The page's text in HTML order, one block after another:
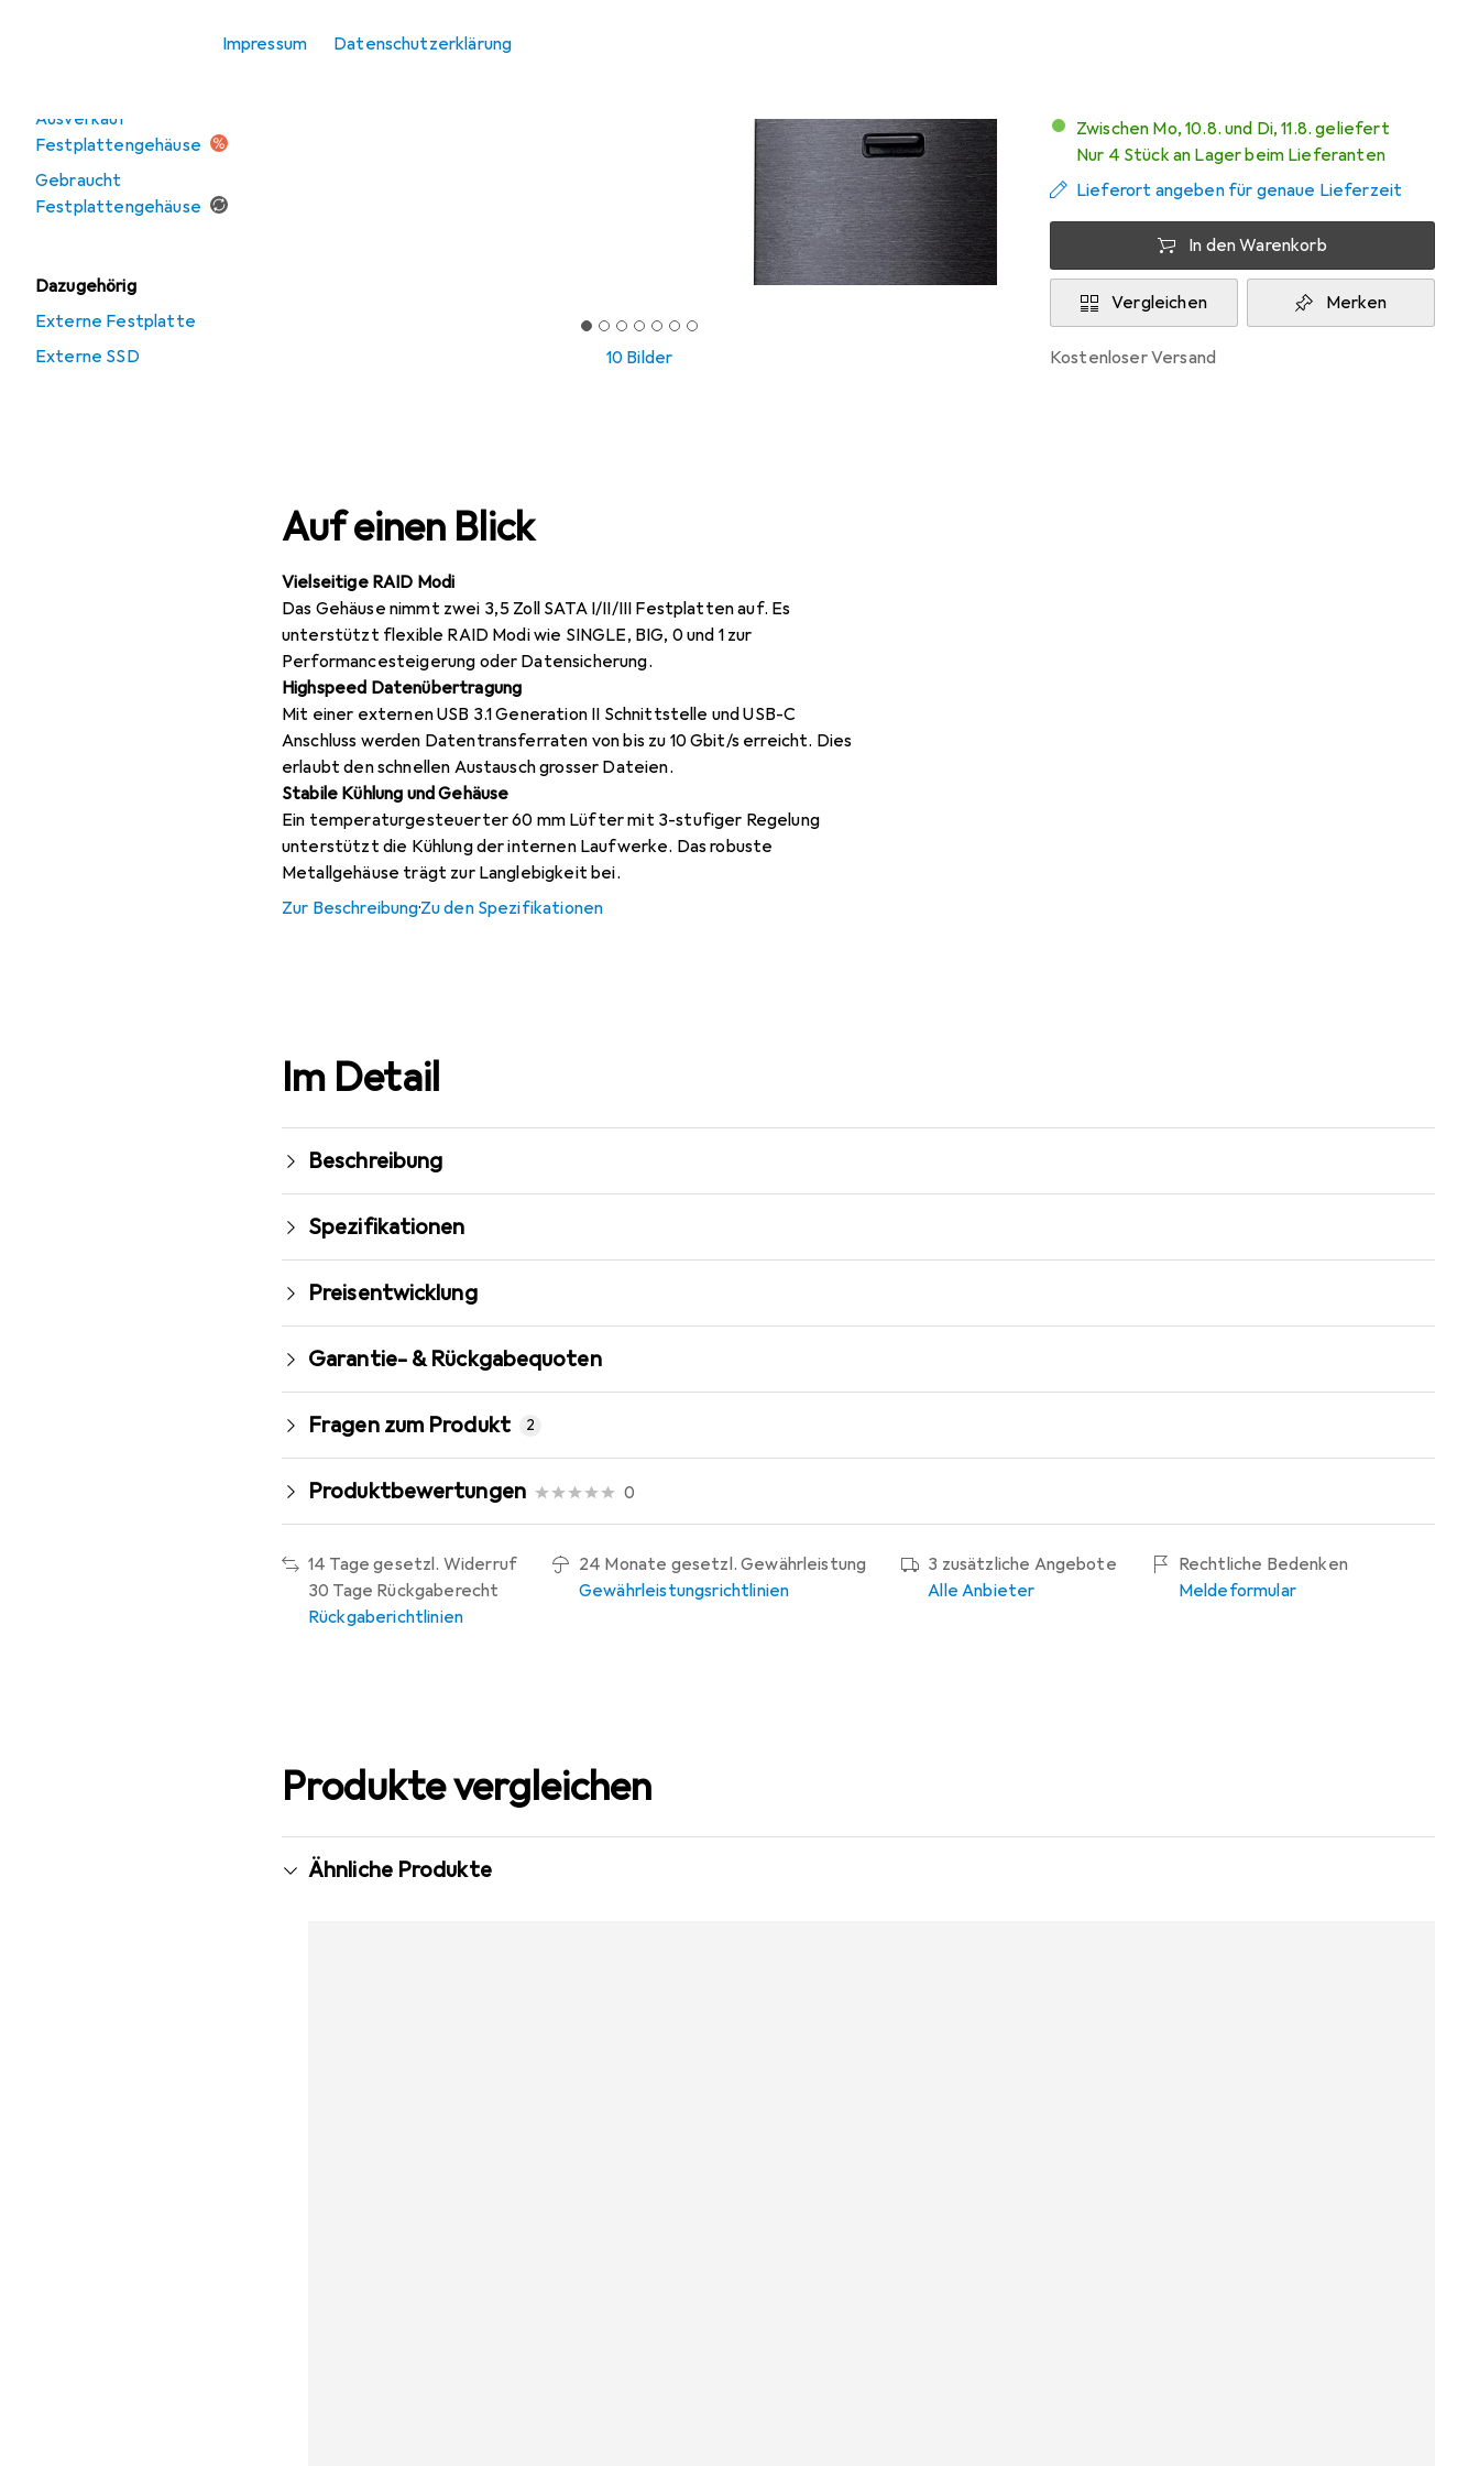
Impressum Datenschutzerklärung
Ausverkauf
Festplattengehäuse
Gebraucht
Festplattengehäuse
Dazugehörig
Externe Festplatte
Externe SSD
10 Bilder
Zwischen Mo, 10.8. und Di, 11.8. geliefert
Nur 4 Stück an Lager beim Lieferanten
Lieferort angeben für genaue Lieferzeit
In den Warenkorb
Vergleichen Merken
kostenloser Versand
Auf einen Blick
Vielseitige RAID Modi
Das Gehäuse nimmt zwei 3,5 Zoll SATA I/II/III Festplatten auf. Es
unterstützt flexible RAID Modi wie SINGLE, BIG, 0 und 1 zur
Performancesteigerung oder Datensicherung.
Highspeed Datenübertragung
Mit einer externen USB 3.1 Generation II Schnittstelle und USB-C
Anschluss werden Datentransferraten von bis zu 10 Gbit/s erreicht. Dies
erlaubt den schnellen Austausch grosser Dateien.
Stabile Kühlung und Gehäuse
Ein temperaturgesteuerter 60 mm Lüfter mit 3-stufiger Regelung
unterstützt die Kühlung der internen Laufwerke. Das robuste
Metallgehäuse trägt zur Langlebigkeit bei.
Zur Beschreibung·Zu den Spezifikationen
Im Detail
Beschreibung
Spezifikationen
Preisentwicklung
Garantie- & Rückgabequoten
Fragen zum Produkt 2
Produktbewertungen 0
14 Tage gesetzl. Widerruf
30 Tage Rückgaberecht
Rückgaberichtlinien
24 Monate gesetzl. Gewährleistung
Gewährleistungsrichtlinien
3 zusätzliche Angebote
Alle Anbieter
Rechtliche Bedenken
Meldeformular
Produkte vergleichen
Ähnliche Produkte